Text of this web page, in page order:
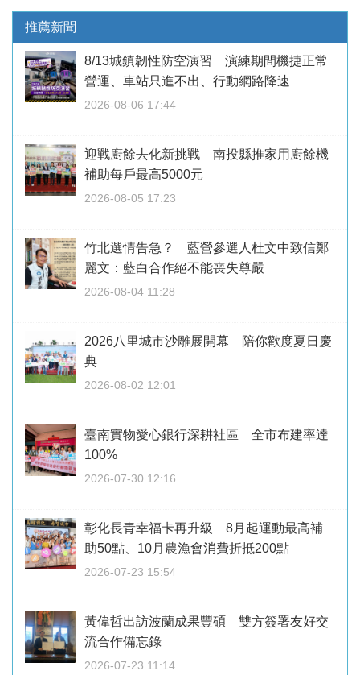
推薦新聞
8/13城鎮韌性防空演習 演練期間機捷正常
營運、車站只進不出、行動網路降速
2026-08-06 17:44
迎戰廚餘去化新挑戰 南投縣推家用廚餘機
補助每戶最高5000元
2026-08-05 17:23
竹北選情告急？ 藍營參選人杜文中致信鄭
麗文：藍白合作絕不能喪失尊嚴
2026-08-04 11:28
2026八里城市沙雕展開幕 陪你歡度夏日慶
典
2026-08-02 12:01
臺南實物愛心銀行深耕社區 全市布建率達
100%
2026-07-30 12:16
彰化長青幸福卡再升級 8月起運動最高補
助50點、10月農漁會消費折抵200點
2026-07-23 15:54
黃偉哲出訪波蘭成果豐碩 雙方簽署友好交
流合作備忘錄
2026-07-23 11:14